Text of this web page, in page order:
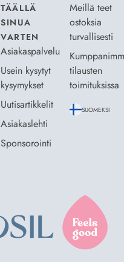
TÄÄLLÄ
SINUA
VARTEN
Asiakaspalvelu
Usein kysytyt
kysymykset
Uutisartikkelit
Asiakaslehti
Sponsorointi
Meillä teet
ostoksia
turvallisesti
tilausten
toimituksissa
SUOMEKSI